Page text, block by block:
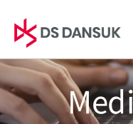
About Us